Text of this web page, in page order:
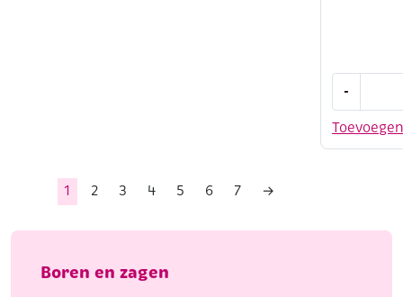
Toevoegen
-
boeket
1 2 3 4 5 6 7 →
Boren en zagen